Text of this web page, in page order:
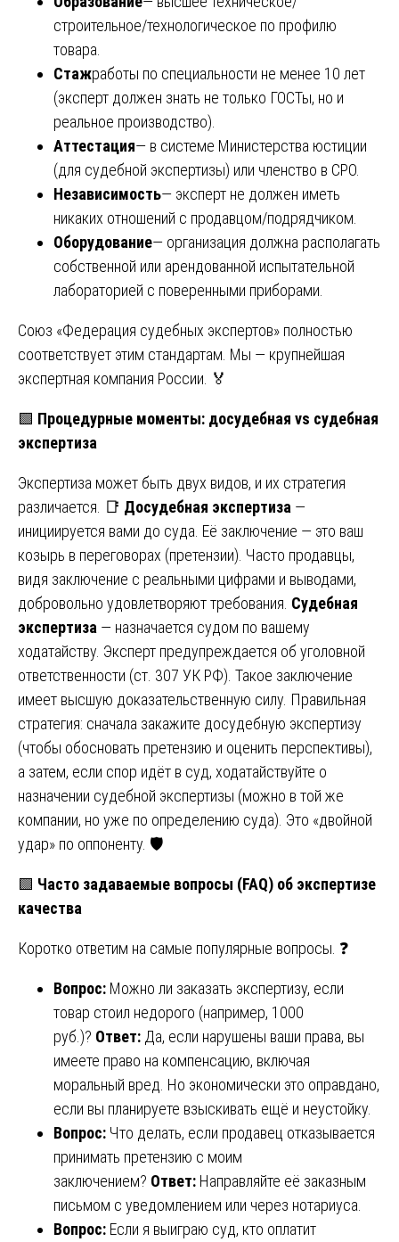
строительное/технологическое по профилю
товара.
Стажработы по специальности не менее 10 лет
(эксперт должен знать не только ГОСТы, но и
реальное производство).
Аттестация— в системе Министерства юстиции
(для судебной экспертизы) или членство в СРО.
Независимость— эксперт не должен иметь
никаких отношений с продавцом/подрядчиком.
Оборудование— организация должна располагать
собственной или арендованной испытательной
лабораторией с поверенными приборами.
Союз «Федерация судебных экспертов» полностью
соответствует этим стандартам. Мы — крупнейшая
экспертная компания России. 🏅
🟩 Процедурные моменты: досудебная vs судебная
экспертиза
Экспертиза может быть двух видов, и их стратегия
различается. 📑 Досудебная экспертиза —
инициируется вами до суда. Её заключение — это ваш
козырь в переговорах (претензии). Часто продавцы,
видя заключение с реальными цифрами и выводами,
добровольно удовлетворяют требования. Судебная
экспертиза — назначается судом по вашему
ходатайству. Эксперт предупреждается об уголовной
ответственности (ст. 307 УК РФ). Такое заключение
имеет высшую доказательственную силу. Правильная
стратегия: сначала закажите досудебную экспертизу
(чтобы обосновать претензию и оценить перспективы),
а затем, если спор идёт в суд, ходатайствуйте о
назначении судебной экспертизы (можно в той же
компании, но уже по определению суда). Это «двойной
удар» по оппоненту. 🛡️
🟩 Часто задаваемые вопросы (FAQ) об экспертизе
качества
Коротко ответим на самые популярные вопросы. ❓
Вопрос: Можно ли заказать экспертизу, если
товар стоил недорого (например, 1000
руб.)? Ответ: Да, если нарушены ваши права, вы
имеете право на компенсацию, включая
моральный вред. Но экономически это оправдано,
если вы планируете взыскивать ещё и неустойку.
Вопрос: Что делать, если продавец отказывается
принимать претензию с моим
заключением? Ответ: Направляйте её заказным
письмом с уведомлением или через нотариуса.
Вопрос: Если я выиграю суд, кто оплатит